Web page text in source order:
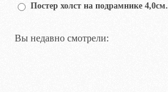
Постер холст на подрамнике 4,0см.
Вы недавно смотрели: